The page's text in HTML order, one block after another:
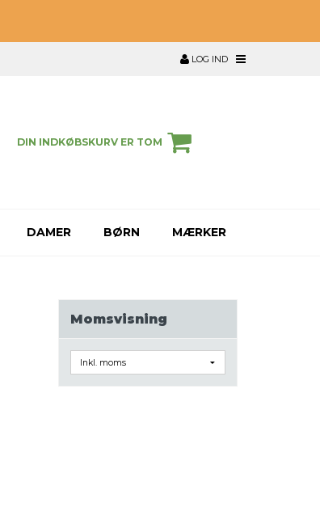
LOG IND
DIN INDKØBSKURV ER TOM
DAMER BØRN MÆRKER
Momsvisning